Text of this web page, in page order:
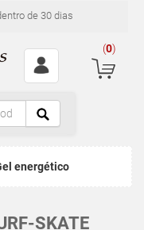
de 30 dias
(0)
energético
SKATE